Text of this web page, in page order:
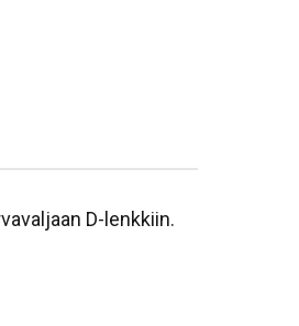
D-lenkkiin.